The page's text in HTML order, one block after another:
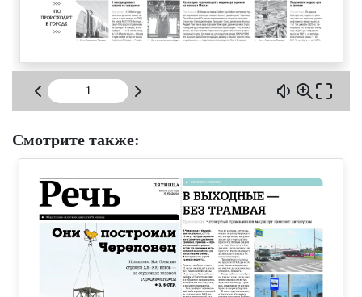
Смотрите также: